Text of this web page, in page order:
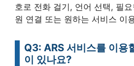
호로 전화 걸기, 언어 선택, 필
원 연결 또는 원하는 서비스 이
Q3: ARS 서비스를 이용
이 있나요?